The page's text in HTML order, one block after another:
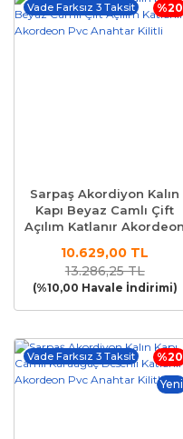
%20
Vade Farksız 3 Taksit
Sarpaş Akordiyon Kalın
Kapı Beyaz Camlı Çift
Açılım Katlanır Akordeon
10.629,00 TL
13.286,25 TL
(%10,00 Havale İndirimi)
%20
Yeni
Vade Farksız 3 Taksit